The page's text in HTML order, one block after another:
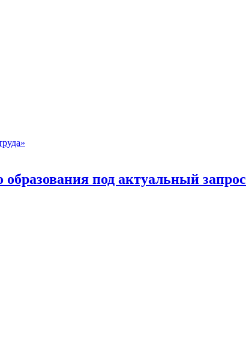
под актуальный запрос